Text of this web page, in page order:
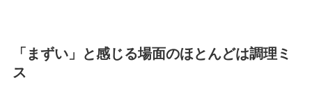
「まずい」と感じる場面のほとんどは調理ミ
ス